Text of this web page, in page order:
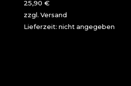
25,90 €
zzgl. Versand
Lieferzeit: nicht angegeben